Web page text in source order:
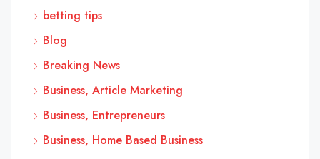
betting tips
Blog
Breaking News
Business, Article Marketing
Business, Entrepreneurs
Business, Home Based Business